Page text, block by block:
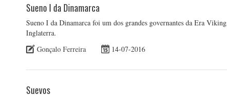
Sueno I da Dinamarca
Sueno I da Dinamarca foi um dos grandes governantes da Era
Inglaterra.
Gonçalo Ferreira
14-07-2016
Suevos